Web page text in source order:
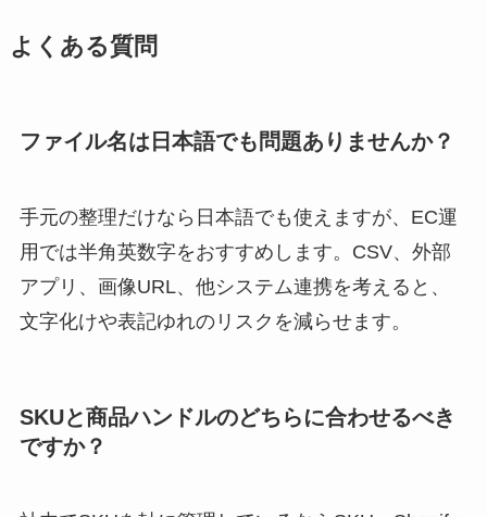
よくある質問
ファイル名は日本語でも問題ありませんか？
手元の整理だけなら日本語でも使えますが、EC運
用では半角英数字をおすすめします。CSV、外部
アプリ、画像URL、他システム連携を考えると、
文字化けや表記ゆれのリスクを減らせます。
SKUと商品ハンドルのどちらに合わせるべき
ですか？